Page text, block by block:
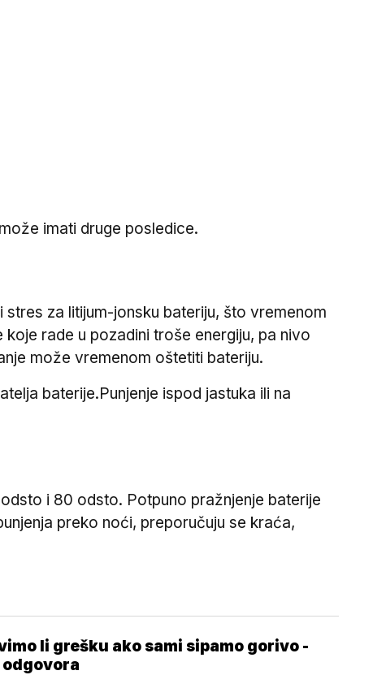
imati druge posledice.
za litijum-jonsku bateriju, što vremenom
rade u pozadini troše energiju, pa nivo
može vremenom oštetiti bateriju.
baterije.Punjenje ispod jastuka ili na
i 80 odsto. Potpuno pražnjenje baterije
preko noći, preporučuju se kraća,
li grešku ako sami sipamo gorivo -
odgovora